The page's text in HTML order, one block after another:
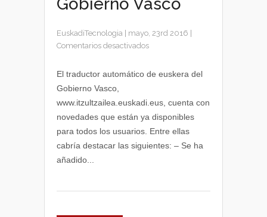
EuskadiTecnologia mayo, 23rd 2016
Comentarios desactivadosen
del
de
euskera
del
Gobierno
El traductor automático de euskera del
Gobierno Vasco,
www.itzultzailea.euskadi.eus, cuenta con
novedades que están ya disponibles
para todos los usuarios. Entre ellas
cabría destacar las siguientes: – Se ha
añadido...